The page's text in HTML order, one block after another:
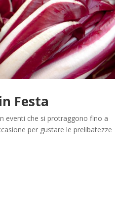
Festa
eventi che si protraggono fino a
per gustare le prelibatezze